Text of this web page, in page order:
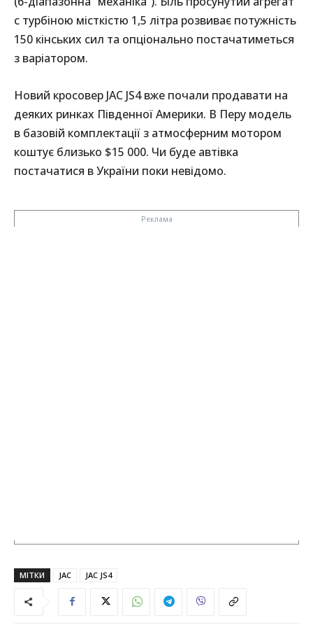
с турбіною місткістю 1,5 літра розвиває потужність
150 кінських сил та опціонально постачатиметься
з варіатором.
Новий кросовер JAC JS4 вже почали продавати на
деяких ринках Південної Америки. В Перу модель
в базовій комплектації з атмосферним мотором
коштує близько $15 000. Чи буде автівка
постачатися в України поки невідомо.
МІТКИ JAC JAC JS4